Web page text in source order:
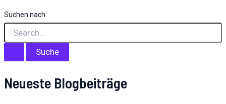
Suchen nach:
Neueste Blogbeiträge